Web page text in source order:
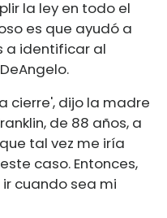
la ley en todo el
es que ayudó a
a identificar al
cierre', dijo la madre
de 88 años, a
tal vez me iría
caso. Entonces,
cuando sea mi